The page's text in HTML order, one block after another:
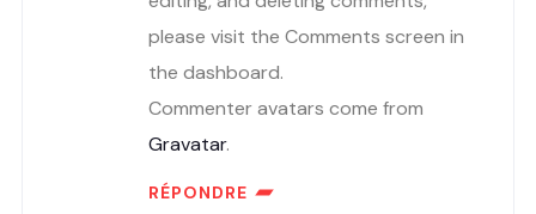
please visit the Comments screen in
the dashboard.
Commenter avatars come from
Gravatar.
RÉPONDRE